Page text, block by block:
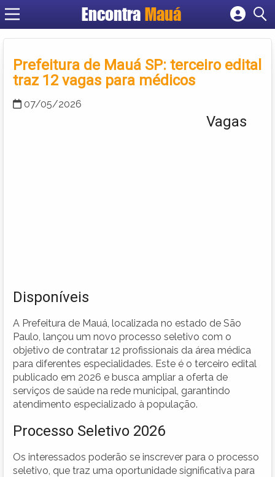
EncontraMauá
Criar conta
Prefeitura de Mauá SP: terceiro edital
traz 12 vagas para médicos
07/05/2026
Vagas
Disponíveis
A Prefeitura de Mauá, localizada no estado de São
Paulo, lançou um novo processo seletivo com o
objetivo de contratar 12 profissionais da área médica
para diferentes especialidades. Este é o terceiro edital
publicado em 2026 e busca ampliar a oferta de
serviços de saúde na rede municipal, garantindo
atendimento especializado à população.
Processo Seletivo 2026
Os interessados poderão se inscrever para o processo
seletivo, que traz uma oportunidade significativa para